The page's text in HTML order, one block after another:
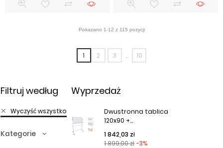
1 2 3 … 10
Filtruj według
Wyczyść wszystko
Kategorie
Wyprzedaż
Dwustronna tablica
120x90 +...
Cena podstawowa
1 899,00 zł -3%
Cena
1 842,03 zł